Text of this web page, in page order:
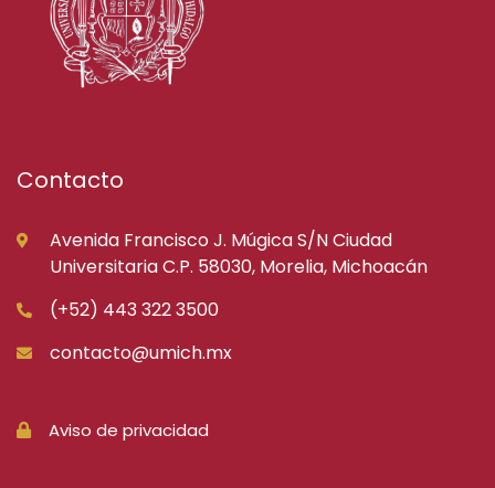
Contacto
Avenida Francisco J. Múgica S/N Ciudad
Universitaria C.P. 58030, Morelia, Michoacán
(+52) 443 322 3500
contacto@umich.mx
Aviso de privacidad